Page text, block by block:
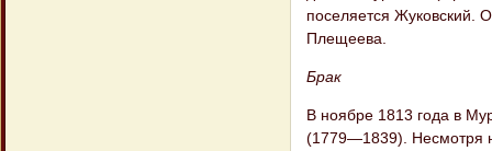
поселяется Жуковский.
Плещеева.
Брак
В ноябре 1813 года в
(1779—1839). Несмотря